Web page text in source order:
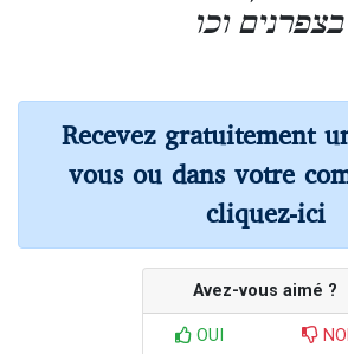
וכו
Recevez gratuitement
vous ou dans votre
cliquez-ici
Avez-vous aimé ?
OUI